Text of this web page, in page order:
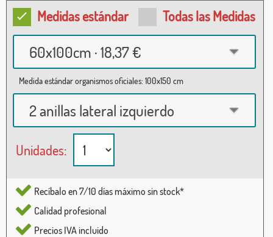
Medidas estándar Todas las Medidas
60x100cm · 18,37 €
Medida estándar organismos oficiales: 100x150 cm
2 anillas lateral izquierdo
Unidades:
Recíbalo en 7/10 días máximo sin stock*
Calidad profesional
Precios IVA incluido